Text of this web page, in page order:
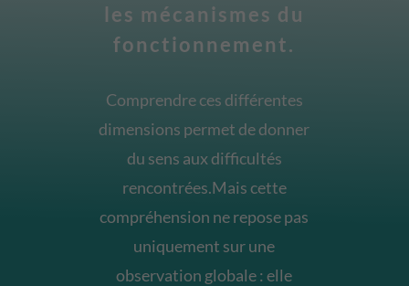
les mécanismes du
fonctionnement.
Comprendre ces différentes
dimensions permet de donner
du sens aux difficultés
rencontrées.Mais cette
compréhension ne repose pas
uniquement sur une
observation globale : elle